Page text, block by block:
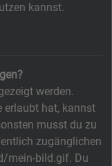
kannst.
werden.
erlaubt hat, kannst
musst du zu
zugänglichen
mein-bild.gif. Du